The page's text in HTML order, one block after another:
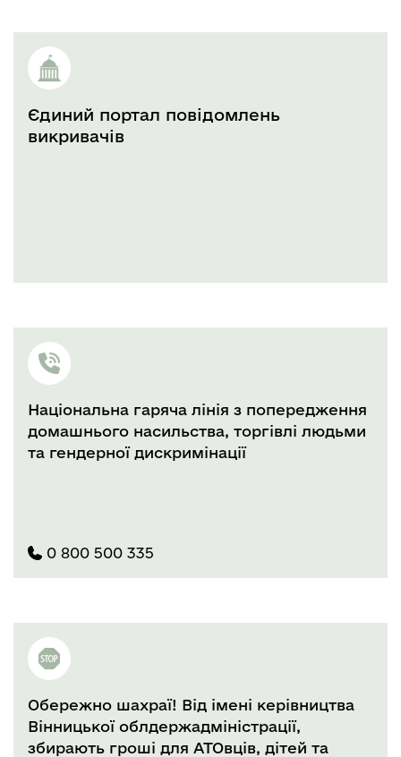
Єдиний портал повідомлень
викривачів
Національна гаряча лінія з попередження
домашнього насильства, торгівлі людьми
та гендерної дискримінації
0 800 500 335
Обережно шахраї! Від імені керівництва
Вінницької облдержадміністрації,
збирають гроші для АТОвців, дітей та